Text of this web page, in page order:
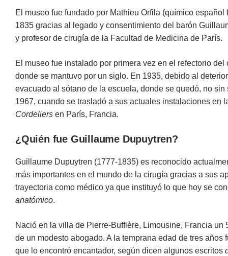
El museo fue fundado por Mathieu Orfila (químico
1835 gracias al legado y consentimiento del barón
y profesor de cirugía de la Facultad de Medicina de París.
El museo fue instalado por primera vez en el refectorio
donde se mantuvo por un siglo. En 1935, debido al
evacuado al sótano de la escuela, donde se quedó, no sin
1967, cuando se trasladó a sus actuales instalaciones en
Cordeliers en París, Francia.
¿Quién fue Guillaume Dupuytren?
Guillaume Dupuytren (1777-1835) es reconocido
más importantes en el mundo de la cirugía gracias a sus
trayectoria como médico ya que instituyó lo que hoy se
anatómico.
Nació en la villa de Pierre-Buffière, Limousine, Francia un
de un modesto abogado. A la temprana edad de tres años
que lo encontró encantador, según dicen algunos escritos